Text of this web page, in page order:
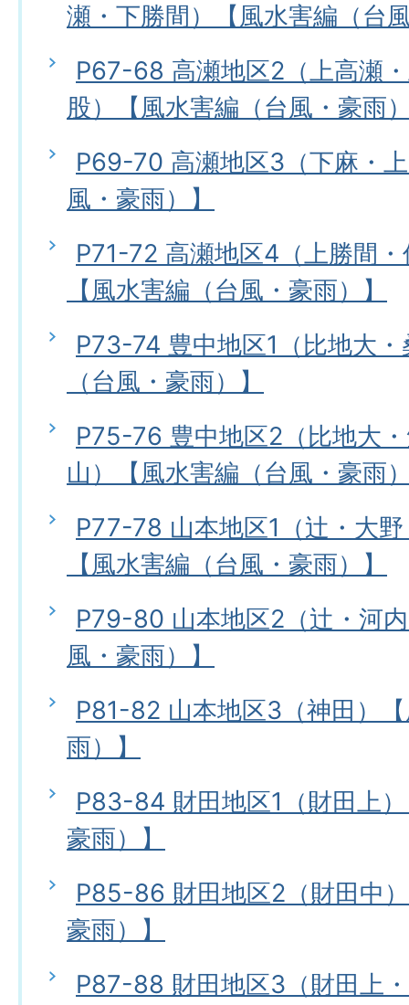
瀬・下勝間）【風水害編（台
P67-68 高瀬地区2（上高瀬
股）【風水害編（台風・豪雨
P69-70 高瀬地区3（下麻・
風・豪雨）】
P71-72 高瀬地区4（上勝間
【風水害編（台風・豪雨）】
P73-74 豊中地区1（比地大
（台風・豪雨）】
P75-76 豊中地区2（比地大
山）【風水害編（台風・豪雨
P77-78 山本地区1（辻・大
【風水害編（台風・豪雨）】
P79-80 山本地区2（辻・河
風・豪雨）】
P81-82 山本地区3（神田）
雨）】
P83-84 財田地区1（財田上
豪雨）】
P85-86 財田地区2（財田中
豪雨）】
P87-88 財田地区3（財田上